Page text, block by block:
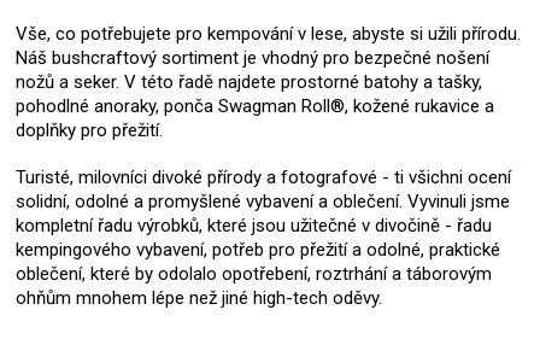
Vše, co potřebujete pro kempování v lese, abyste si užili přírodu.
Náš bushcraftový sortiment je vhodný pro bezpečné nošení
nožů a seker. V této řadě najdete prostorné batohy a tašky,
pohodlné anoraky, ponča Swagman Roll®, kožené rukavice a
doplňky pro přežití.
Turisté, milovníci divoké přírody a fotografové - ti všichni ocení
solidní, odolné a promyšlené vybavení a oblečení. Vyvinuli jsme
kompletní řadu výrobků, které jsou užitečné v divočině - řadu
kempingového vybavení, potřeb pro přežití a odolné, praktické
oblečení, které by odolalo opotřebení, roztrhání a táborovým
ohňům mnohem lépe než jiné high-tech oděvy.